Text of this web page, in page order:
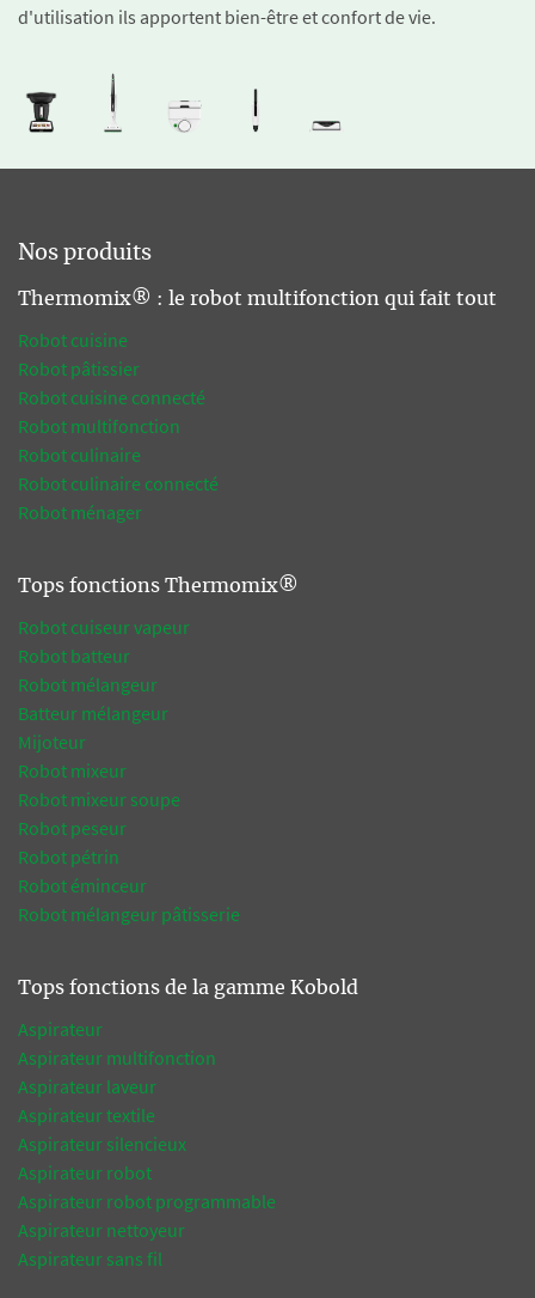
d'utilisation ils apportent bien-être et confort de vie.
Nos produits
Thermomix® : le robot multifonction qui fait tout
Robot cuisine
Robot pâtissier
Robot cuisine connecté
Robot multifonction
Robot culinaire
Robot culinaire connecté
Robot ménager
Tops fonctions Thermomix®
Robot cuiseur vapeur
Robot batteur
Robot mélangeur
Batteur mélangeur
Mijoteur
Robot mixeur
Robot mixeur soupe
Robot peseur
Robot pétrin
Robot éminceur
Robot mélangeur pâtisserie
Tops fonctions de la gamme Kobold
Aspirateur
Aspirateur multifonction
Aspirateur laveur
Aspirateur textile
Aspirateur silencieux
Aspirateur robot
Aspirateur robot programmable
Aspirateur nettoyeur
Aspirateur sans fil